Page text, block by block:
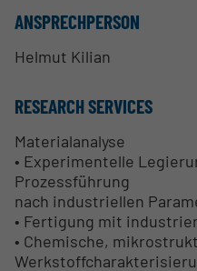
ANSPRECHPERSON
Helmut Kilian
RESEARCH SERVICES
Materialanalyse
• Experimentelle
Prozessführung
nach industriellen
• Fertigung mit
• Chemische,